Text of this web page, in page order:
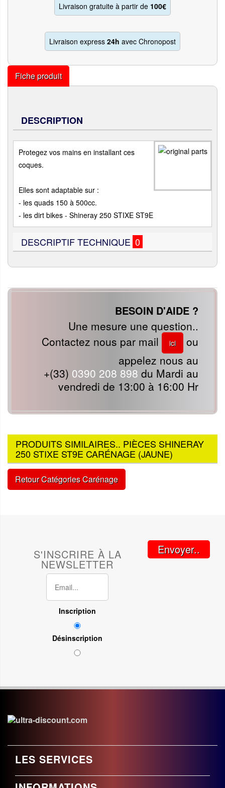
Livraison gratuite à partir de 100€
Livraison express 24h avec Chronopost
Fiche produit
DESCRIPTION
Protegez vos mains en installant ces
coques.
Elles sont adaptable sur :
- les quads 150 à 500cc.
- les dirt bikes - Shineray 250 STIXE ST9E
DESCRIPTIF TECHNIQUE 0
BESOIN D'AIDE ?
Une mesure une question..
Contactez nous par mail
ici
ou
appelez nous au
+(33) 0390 208 898 du Mardi au
vendredi de 13:00 à 16:00 Hr
PRODUITS SIMILAIRES.. PIÈCES SHINERAY
250 STIXE ST9E CARÉNAGE (JAUNE)
Retour Catégories Carénage
S'INSCRIRE À LA
NEWSLETTER
Inscription
Désinscription
Envoyer..
LES SERVICES